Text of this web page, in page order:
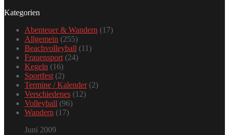
Kategorien
Abenteuer & Wandern (17)
Allgemein (255)
Beachvolleyball (11)
Frauensport (24)
Kegeln (16)
Sportfest (2)
Termine / Kalender(2)
Verschiedenes (12)
Volleyball (96)
Wandern (17)
Juni 2009